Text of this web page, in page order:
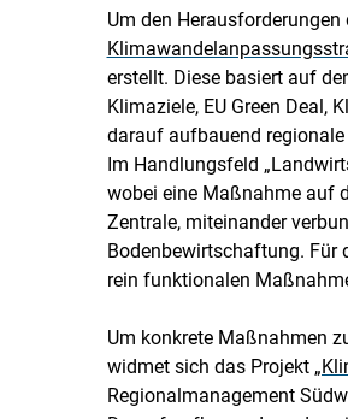
Um den
erstellt. Diese basiert auf
Klimaziele, EU Green Deal,
darauf aufbauend
Im Handlungsfeld
wobei eine Maßnahme auf
Zentrale, miteinander
Bodenbewirtschaftung. Für
rein funktionalen
Um konkrete Maßnahmen
widmet sich das Projekt
Regionalmanagement